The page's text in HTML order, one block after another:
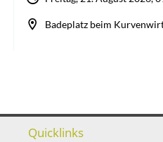
Quicklinks